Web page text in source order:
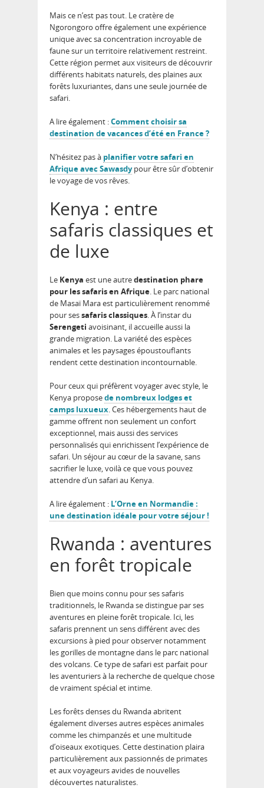
Mais ce n’est pas tout. Le cratère de
Ngorongoro offre également une expérience
unique avec sa concentration incroyable de
faune sur un territoire relativement restreint.
Cette région permet aux visiteurs de découvrir
différents habitats naturels, des plaines aux
forêts luxuriantes, dans une seule journée de
safari.
A lire également :Comment choisir sa
destination de vacances d’été en France ?
N’hésitez pas à planifier votre safari en
Afrique avec Sawasdypour être sûr d’obtenir
le voyage de vos rêves.
Kenya : entre
safaris classiques et
de luxe
Le Kenya est une autredestination phare
pour les safaris en Afrique. Le parc national
de Masaï Mara est particulièrement renommé
pour sessafaris classiques. À l’instar du
Serengeti avoisinant, il accueille aussi la
grande migration. La variété des espèces
animales et les paysages époustouflants
rendent cette destination incontournable.
Pour ceux qui préfèrent voyager avec style, le
Kenya proposede nombreux lodges et
camps luxueux. Ces hébergements haut de
gamme offrent non seulement un confort
exceptionnel, mais aussi des services
personnalisés qui enrichissent l’expérience de
safari. Un séjour au cœur de la savane, sans
sacrifier le luxe, voilà ce que vous pouvez
attendre d’un safari au Kenya.
A lire également : L’Orne en Normandie :
une destination idéale pour votre séjour !
Rwanda : aventures
en forêt tropicale
Bien que moins connu pour ses safaris
traditionnels, le Rwanda se distingue par ses
aventures en pleine forêt tropicale. Ici, les
safaris prennent un sens différent avec des
excursions à pied pour observer notamment
les gorilles de montagne dans le parc national
des volcans. Ce type de safari est parfait pour
les aventuriers à la recherche de quelque chose
de vraiment spécial et intime.
Les forêts denses du Rwanda abritent
également diverses autres espèces animales
comme les chimpanzés et une multitude
d’oiseaux exotiques. Cette destination plaira
particulièrement aux passionnés de primates
et aux voyageurs avides de nouvelles
découvertes naturalistes.